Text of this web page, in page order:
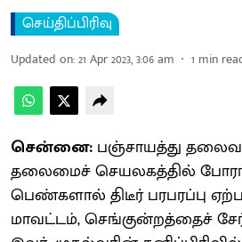
செய்திப்பிரிவு
Updated on:21 Apr 2023, 3:06 am 1 min
சென்னை: பஞ்சாயத்து தலைவர்
தலைமைச் செயலகத்தில்
பெண்களால் திடீர் பரபரப்பு
மாவட்டம், செங்குன்றத்தைச்